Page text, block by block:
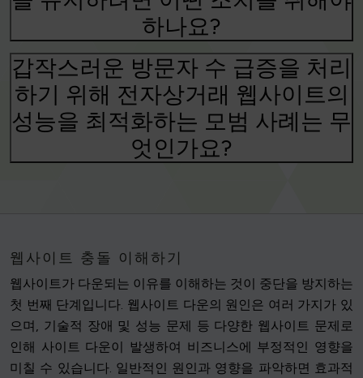
하나요?
갑작스러운 방문자 수 급증을 처리
하기 위해 전자상거래 웹사이트의
성능을 최적화하는 모범 사례는 무
엇인가요?
웹사이트 충돌 이해하기
웹사이트가 다운되는 이유를 이해하는 것이 중단을 방지하는
첫 번째 단계입니다. 웹사이트 다운의 원인은 여러 가지가 있
으며, 기술적 장애 및 성능 문제 등 다양한 웹사이트 문제로
인해 사이트 다운이 발생하여 비즈니스에 부정적인 영향을
미칠 수 있습니다. 일반적인 원인과 영향을 파악하면 효과적